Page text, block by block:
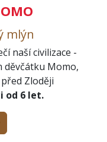
mlýn
naší civilizace -
děvčátku Momo,
Zloději
od 6 let.